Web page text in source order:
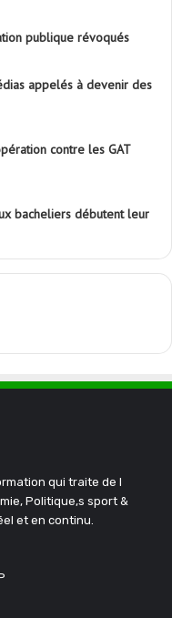
publique révoqués
appelés à devenir des
contre les GAT
bacheliers débutent leur
qui traite de l
Politique,s sport &
et en continu.